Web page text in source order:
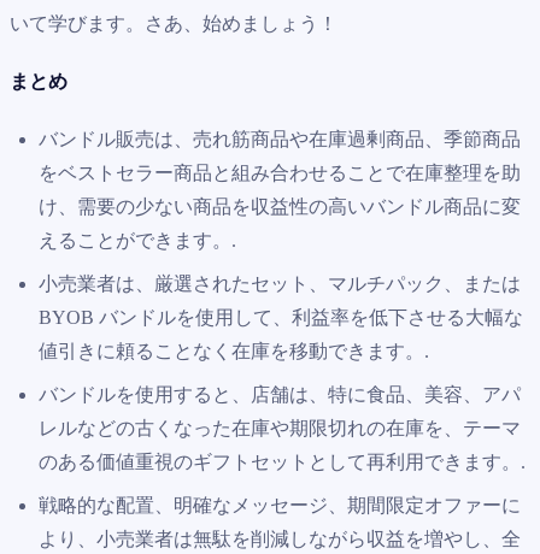
いて学びます。さあ、始めましょう！
まとめ
バンドル販売は、売れ筋商品や在庫過剰商品、季節商品
をベストセラー商品と組み合わせることで在庫整理を助
け、需要の少ない商品を収益性の高いバンドル商品に変
えることができます。.
小売業者は、厳選されたセット、マルチパック、または
BYOB バンドルを使用して、利益率を低下させる大幅な
値引きに頼ることなく在庫を移動できます。.
バンドルを使用すると、店舗は、特に食品、美容、アパ
レルなどの古くなった在庫や期限切れの在庫を、テーマ
のある価値重視のギフトセットとして再利用できます。.
戦略的な配置、明確なメッセージ、期間限定オファーに
より、小売業者は無駄を削減しながら収益を増やし、全